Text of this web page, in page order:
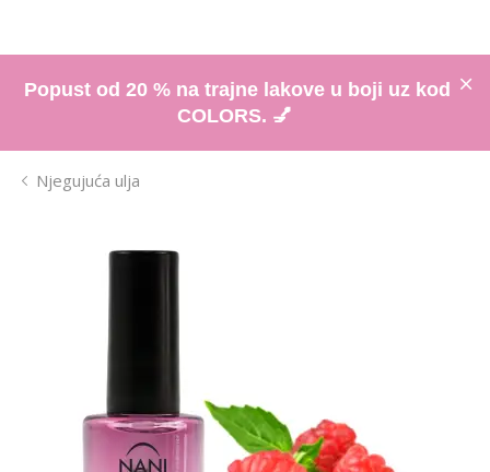
Popust od 20 % na trajne lakove u boji uz kod
COLORS. 💅
Njegujuća ulja